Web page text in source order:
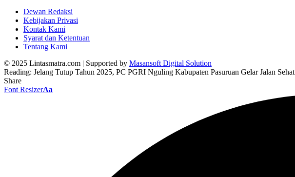
Dewan Redaksi
Kebijakan Privasi
Kontak Kami
Syarat dan Ketentuan
Tentang Kami
© 2025 Lintasmatra.com | Supported by Masansoft Digital Solution
Reading: Jelang Tutup Tahun 2025, PC PGRI Nguling Kabupaten Pasuruan Gelar Jalan Sehat
Share
Font ResizerAa